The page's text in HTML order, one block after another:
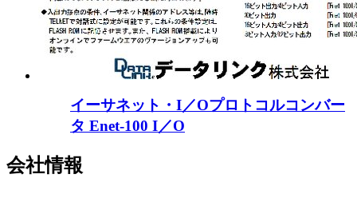
イーサネット・I／Oプロトコルコンバー
タ Enet-100 I／O
会社情報